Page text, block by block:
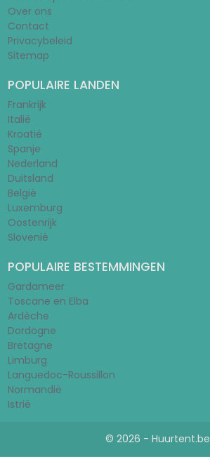
Over ons
Contact
Privacybeleid
Sitemap
POPULAIRE LANDEN
Frankrijk
Italië
Kroatië
Spanje
Nederland
Duitsland
België
Luxemburg
Oostenrijk
Slovenië
POPULAIRE BESTEMMINGEN
Gardameer
Toscane en Elba
Ardèche
Dordogne
Bretagne
Limburg
Languedoc-Roussillon
Normandië
Istrië
© 2026 - Huurtent.be